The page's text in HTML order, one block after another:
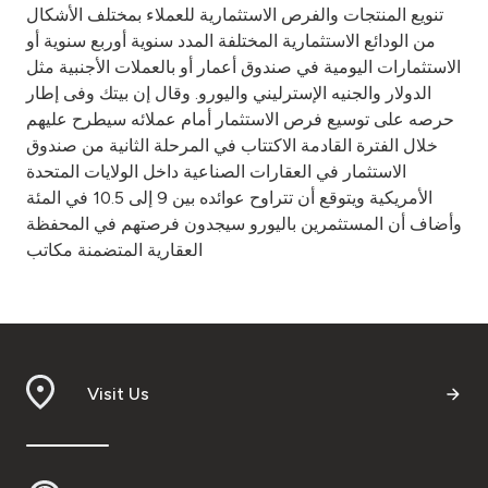
تنويع المنتجات والفرص الاستثمارية للعملاء بمختلف الأشكال
من الودائع الاستثمارية المختلفة المدد سنوية أوربع سنوية أو
الاستثمارات اليومية في صندوق أعمار أو بالعملات الأجنبية مثل
الدولار والجنيه الإسترليني واليورو. وقال إن بيتك وفى إطار
حرصه على توسيع فرص الاستثمار أمام عملائه سيطرح عليهم
خلال الفترة القادمة الاكتتاب في المرحلة الثانية من صندوق
الاستثمار في العقارات الصناعية داخل الولايات المتحدة
الأمريكية ويتوقع أن تتراوح عوائده بين 9 إلى 10.5 في المئة
وأضاف أن المستثمرين باليورو سيجدون فرصتهم في المحفظة
العقارية المتضمنة مكاتب
Visit Us